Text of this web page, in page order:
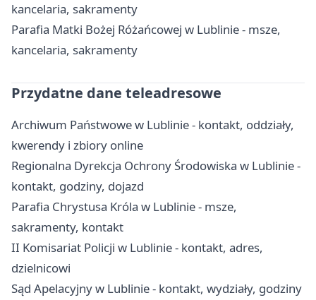
kancelaria, sakramenty
Parafia Matki Bożej Różańcowej w Lublinie - msze,
kancelaria, sakramenty
Przydatne dane teleadresowe
Archiwum Państwowe w Lublinie - kontakt, oddziały,
kwerendy i zbiory online
Regionalna Dyrekcja Ochrony Środowiska w Lublinie -
kontakt, godziny, dojazd
Parafia Chrystusa Króla w Lublinie - msze,
sakramenty, kontakt
II Komisariat Policji w Lublinie - kontakt, adres,
dzielnicowi
Sąd Apelacyjny w Lublinie - kontakt, wydziały, godziny